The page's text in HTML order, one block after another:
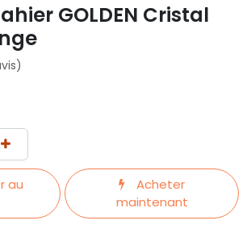
GOLDEN Cristal
au
Acheter
maintenant